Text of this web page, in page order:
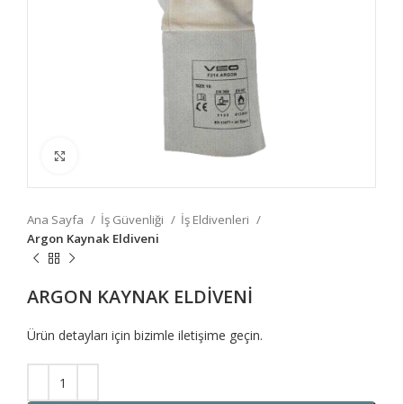
Ana Sayfa İş Güvenliği
İş Eldivenleri
Argon Kaynak Eldiveni
ARGON KAYNAK ELDIVENI
Ürün detayları için bizimle iletişime geçin.